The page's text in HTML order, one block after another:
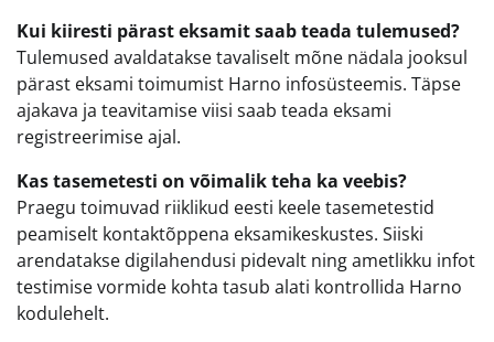
Kui kiiresti pärast eksamit saab teada tulemused?
Tulemused avaldatakse tavaliselt mõne nädala jooksul
pärast eksami toimumist Harno infosüsteemis. Täpse
ajakava ja teavitamise viisi saab teada eksami
registreerimise ajal.
Kas tasemetesti on võimalik teha ka veebis?
Praegu toimuvad riiklikud eesti keele tasemetestid
peamiselt kontaktõppena eksamikeskustes. Siiski
arendatakse digilahendusi pidevalt ning ametlikku infot
testimise vormide kohta tasub alati kontrollida Harno
kodulehelt.